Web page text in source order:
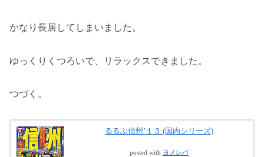
かなり長居してしまいました。
ゆっくりくつろいで、リラックスできました。
つづく。
るるぶ信州’１３ (国内シリーズ)
posted with ヨメレバ